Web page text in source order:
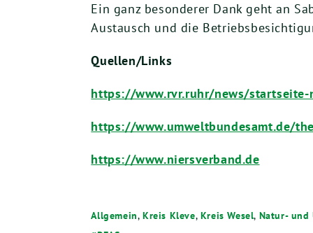
Ein ganz besonderer Dank geht an
Austausch und die
Quellen/Links
https://www.rvr.ruhr/news/startseite-
https://www.umweltbundesamt.de/
https://www.niersverband.de
Allgemein, Kreis Kleve, Kreis Wesel, Natur- und